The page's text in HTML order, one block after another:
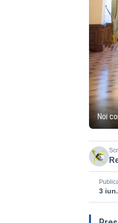
Noi
3